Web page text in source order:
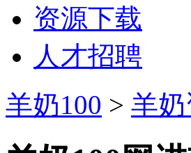
资源下载
人才招聘
羊奶100 > 羊